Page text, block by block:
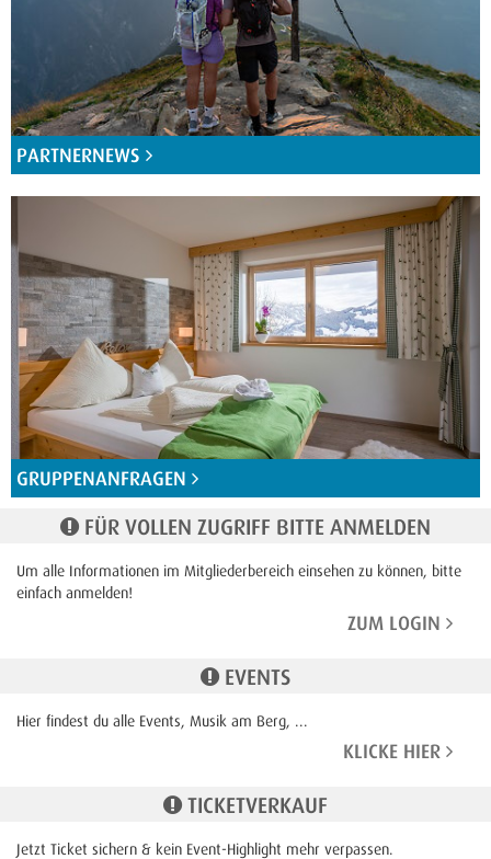
PARTNERNEWS
GRUPPENANFRAGEN
FÜR VOLLEN ZUGRIFF BITTE ANMELDEN
Um alle Informationen im Mitgliederbereich einsehen zu können, bitte
einfach anmelden!
ZUM LOGIN
EVENTS
Hier findest du alle Events, Musik am Berg, ...
KLICKE HIER
TICKETVERKAUF
Jetzt Ticket sichern & kein Event-Highlight mehr verpassen.